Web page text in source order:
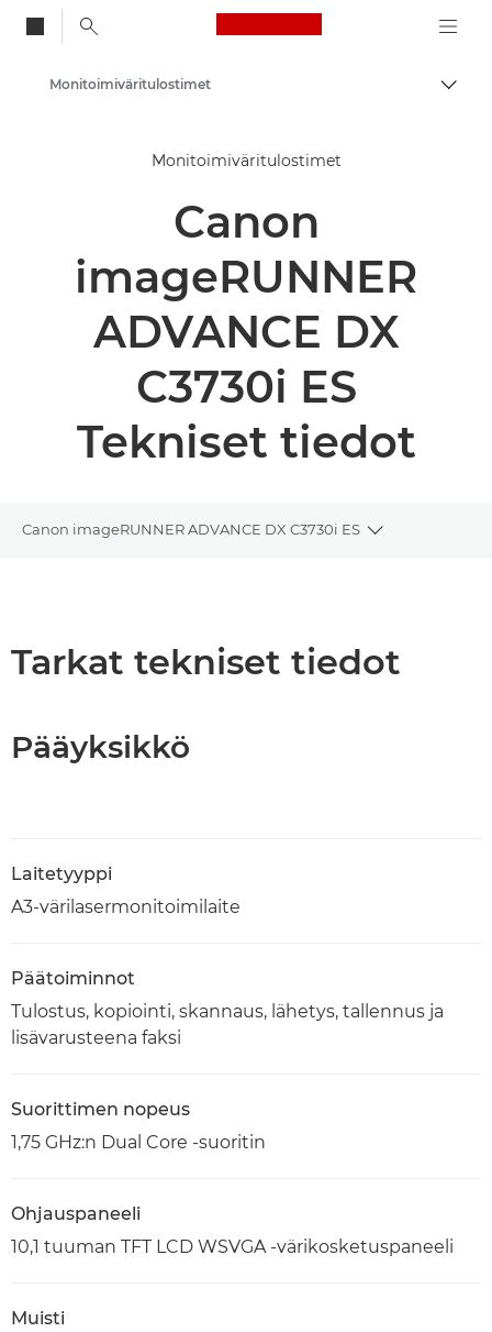
Canon Logo, back
Ratkaisut ja palvelut
Monitoimitulostimet
Monitoimiväritulostimet
Monitoimiväritulostimet
Canon
imageRUNNER
ADVANCE DX
C3730i ES
Tekniset tiedot
Canon imageRUNNER ADVANCE DX C3730i ES
Toggle
PDF-lataus
Tarkat tekniset tiedot
Pääyksikkö
Laitetyyppi
A3-värilasermonitoimilaite
Päätoiminnot
Tulostus, kopiointi, skannaus, lähetys, tallennus ja
lisävarusteena faksi
Suorittimen nopeus
1,75 GHz:n Dual Core -suoritin
Ohjauspaneeli
10,1 tuuman TFT LCD WSVGA -värikosketuspaneeli
Muisti